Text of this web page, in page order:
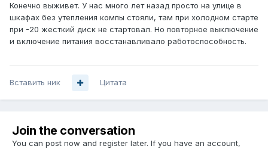
Конечно выживет. У нас много лет назад просто на улице в
шкафах без утепления компы стояли, там при холодном старте
при -20 жесткий диск не стартовал. Но повторное выключение
и включение питания восстанавливало работоспособность.
Вставить ник Цитата
Join the conversation
You can post now and register later. If you have an account,